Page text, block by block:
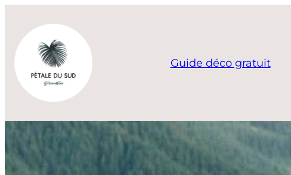
contenu
Guide déco gratuit